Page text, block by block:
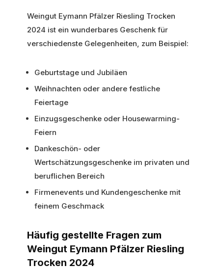
Weingut Eymann Pfälzer Riesling Trocken
2024 ist ein wunderbares Geschenk für
verschiedenste Gelegenheiten, zum Beispiel:
Geburtstage und Jubiläen
Weihnachten oder andere festliche
Feiertage
Einzugsgeschenke oder Housewarming-
Feiern
Dankeschön- oder
Wertschätzungsgeschenke im privaten und
beruflichen Bereich
Firmenevents und Kundengeschenke mit
feinem Geschmack
Häufig gestellte Fragen zum
Weingut Eymann Pfälzer Riesling
Trocken 2024